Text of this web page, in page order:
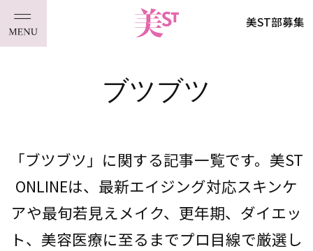
美ST部募集
ブツブツ
「ブツブツ」に関する記事一覧です。美ST
ONLINEは、最新エイジング対応スキンケ
アや最旬若見えメイク、更年期、ダイエッ
ト、美容医療に至るまでプロ目線で厳選し